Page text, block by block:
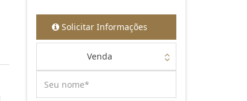
Solicitar Informações
Venda